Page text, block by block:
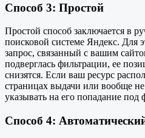
Способ 3: Простой
Простой способ заключается в
поисковой системе Яндекс. Для
запрос, связанный с вашим
подверглась фильтрации, ее
снизятся. Если ваш ресурс
страницах выдачи или вообще
указывать на его попадание под
Способ 4: